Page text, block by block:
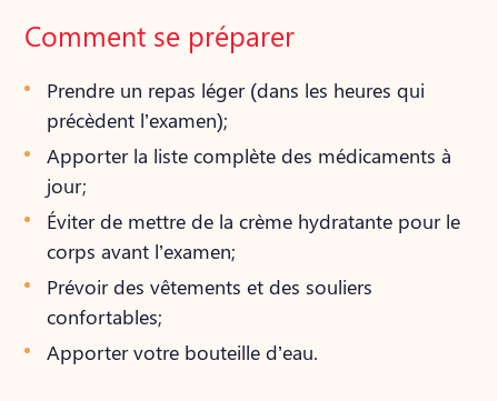
Comment se préparer
Prendre un repas léger (dans les heures qui
précèdent l’examen);
Apporter la liste complète des médicaments à
jour;
Éviter de mettre de la crème hydratante pour le
corps avant l’examen;
Prévoir des vêtements et des souliers
confortables;
Apporter votre bouteille d’eau.